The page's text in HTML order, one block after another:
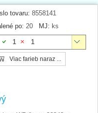
tovaru: 8558141
po: 20 MJ: ks
1 1
Viac farieb naraz ...